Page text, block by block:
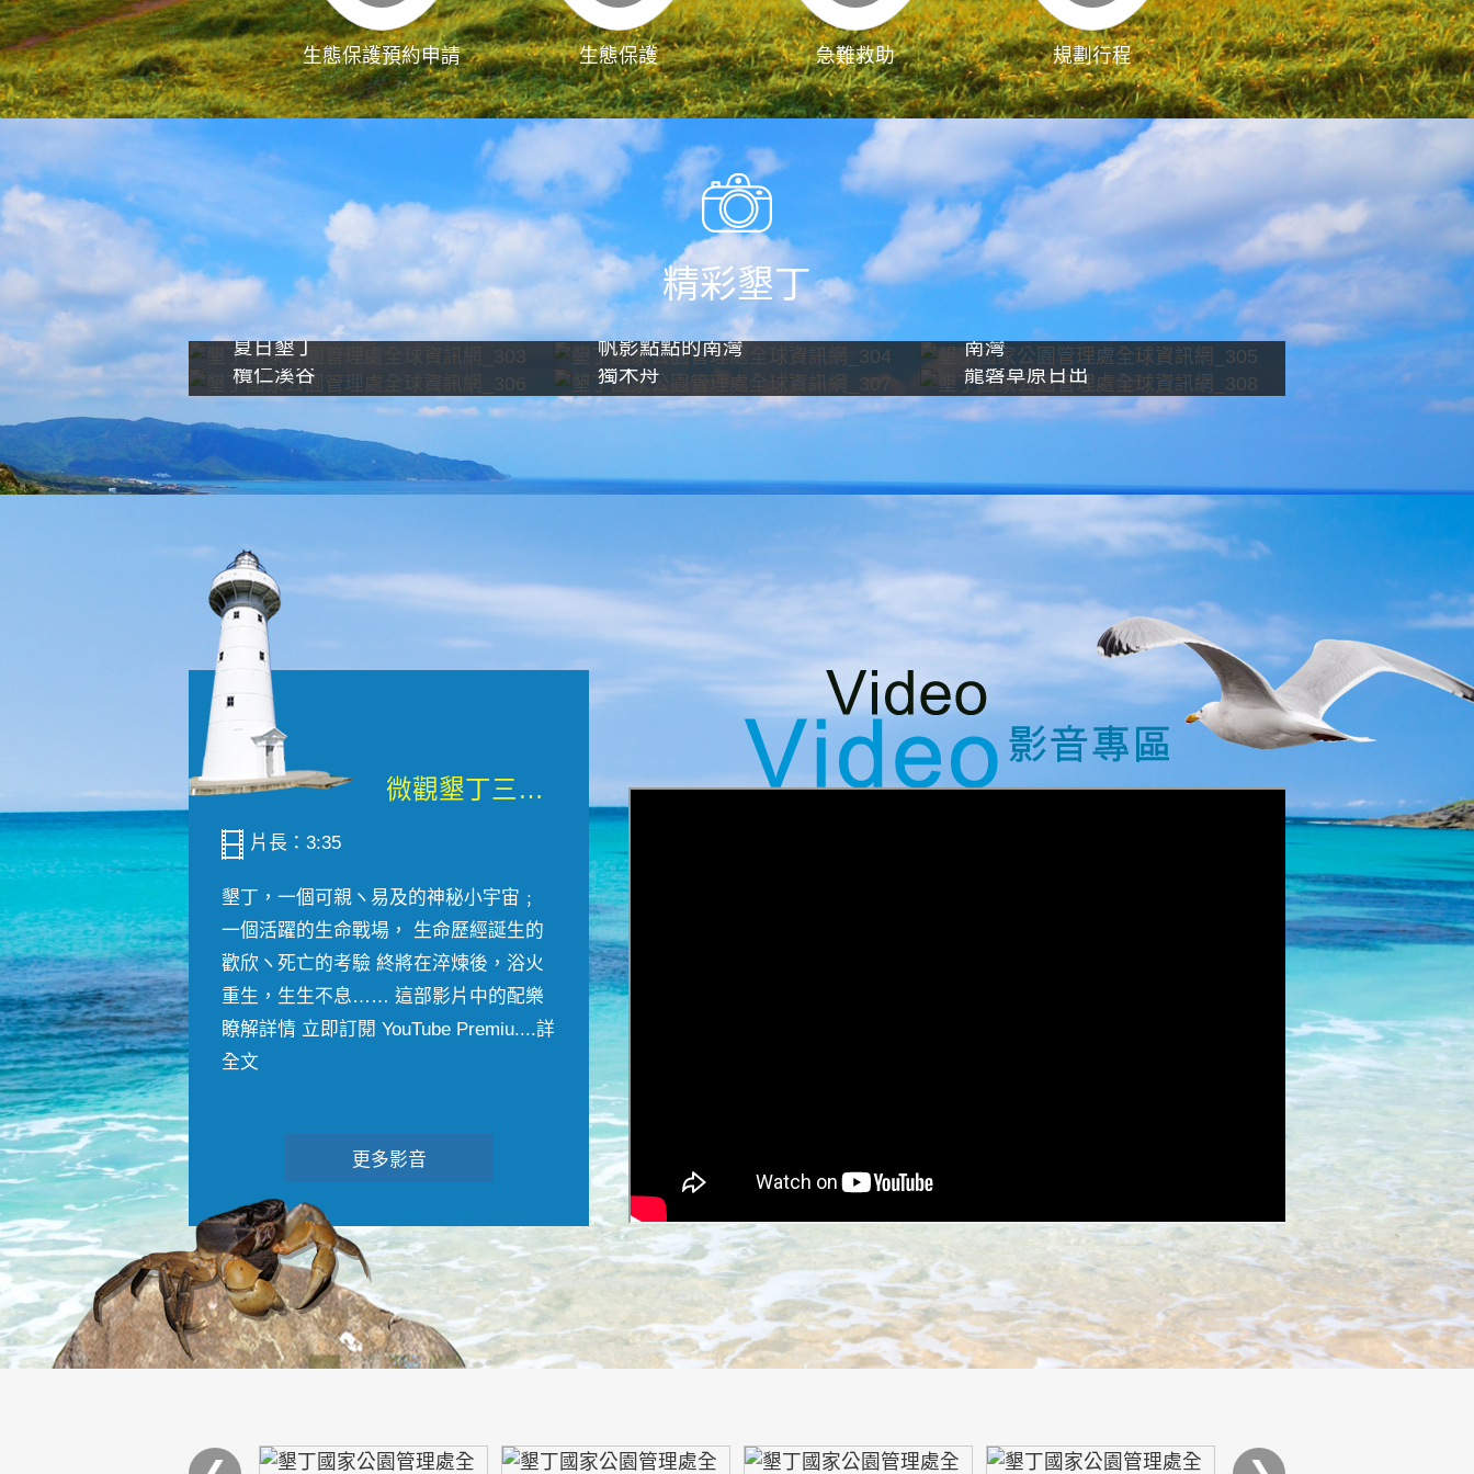
生態保護預約申請 生態保護 急難救助 規劃行程 影像直播
精彩墾丁
夏日墾丁 帆影點點的南灣
南灣
欖仁溪谷
獨木舟 龍磐草原日出
微觀墾丁三部曲 重生....
片長：3:35
墾丁，一個可親ヽ易及的神秘小宇宙﹔
一個活躍的生命戰場， 生命歷經誕生的
歡欣ヽ死亡的考驗 終將在淬煉後，浴火
重生，生生不息…… 這部影片中的配樂
瞭解詳情 立即訂閱 YouTube Premiu....詳
全文
更多影音